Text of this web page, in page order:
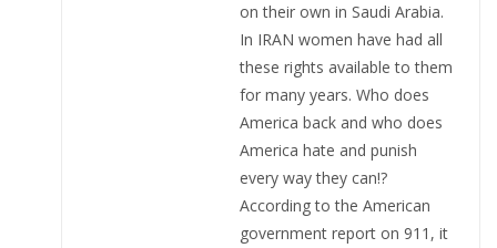
on their own in Saudi Arabia.
In IRAN women have had all
these rights available to them
for many years. Who does
America back and who does
America hate and punish
every way they can!?
According to the American
government report on 911, it